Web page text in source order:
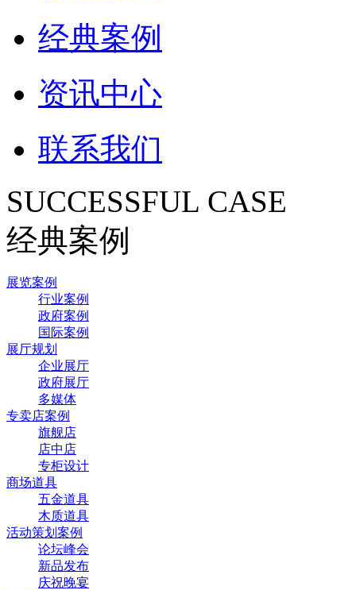
经典案例
资讯中心
联系我们
SUCCESSFUL CASE
经典案例
展览案例
行业案例
政府案例
国际案例
展厅规划
企业展厅
政府展厅
多媒体
专卖店案例
旗舰店
店中店
专柜设计
商场道具
五金道具
木质道具
活动策划案例
论坛峰会
新品发布
庆祝晚宴